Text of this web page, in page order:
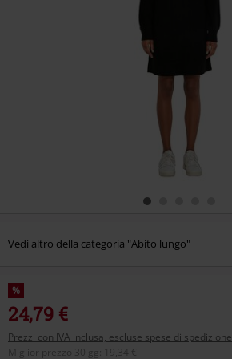
Vedi altro della categoria "Abito lungo"
%
24,79 €
Prezzi con IVA inclusa, escluse spese di spedizione
Miglior prezzo 30 gg
19,34 €